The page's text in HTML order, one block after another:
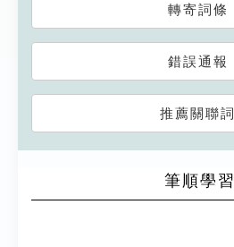
轉寄詞條
錯誤通報
推薦關聯詞
筆順學習